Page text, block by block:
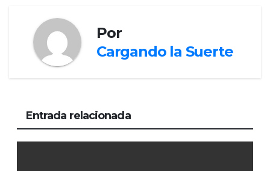
Por
Cargando la Suerte
Entrada relacionada